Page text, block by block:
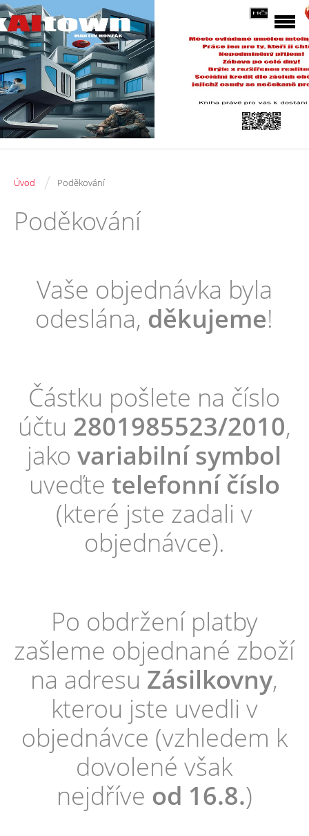
Úvod / Poděkování
Poděkování
Vaše objednávka byla
odeslána, děkujeme!
Částku pošlete na číslo
účtu 2801985523/2010,
jako variabilní symbol
uveďte telefonní číslo
(které jste zadali v
objednávce).
Po obdržení platby
zašleme objednané zboží
na adresu Zásilkovny,
kterou jste uvedli v
objednávce (vzhledem k
dovolené však
nejdříve od 16.8.)